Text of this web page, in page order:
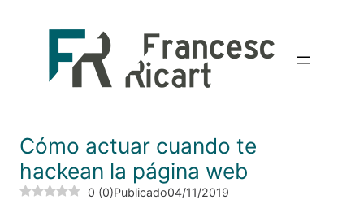
contenido
Cómo actuar cuando te
hackean la página web
0 (0)Publicado04/11/2019